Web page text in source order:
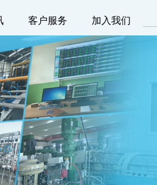
客户服务 加入我们